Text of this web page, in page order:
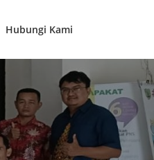
Hubungi Kami